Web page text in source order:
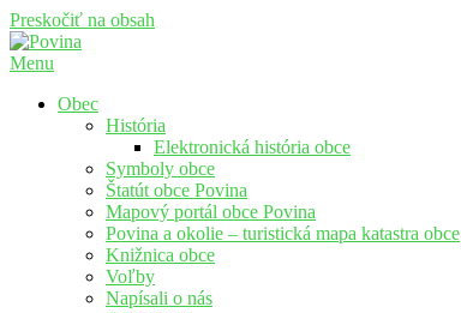
Preskočiť na obsah
Menu
Obec
História
Elektronická história obce
Symboly obce
Štatút obce Povina
Mapový portál obce Povina
Povina a okolie – turistická mapa katastra obce
Knižnica obce
Voľby
Napísali o nás